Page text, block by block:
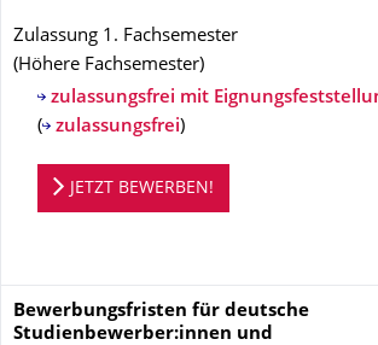
Zulassung 1. Fachsemester
(Höhere Fachsemester)
zulassungsfrei mit
(
zulassungsfrei)
Bewerbungsportal
JETZT BEWERBEN!
Bewerbungsfristen für deutsche
Studienbewerber:innen und